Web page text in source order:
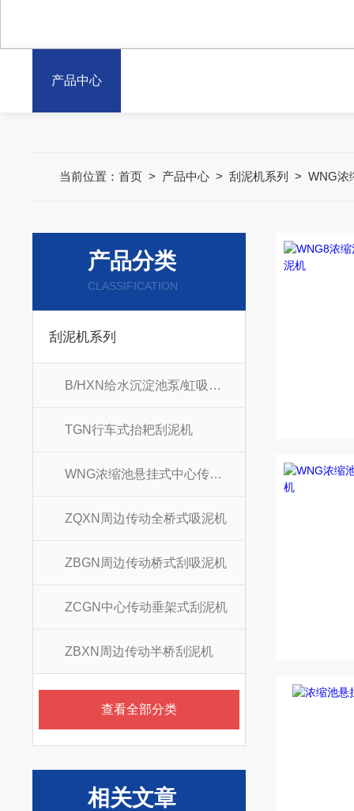
产品中心
当前位置： 首页> 产品中心> 刮泥机系列 > WNG浓
产品分类
CLASSIFICATION
刮泥机系列
B/HXN给水沉淀池泵/虹吸式吸泥机
TGN行车式抬耙刮泥机
WNG浓缩池悬挂式中心传动刮吸泥机
ZQXN周边传动全桥式吸泥机
ZBGN周边传动桥式刮吸泥机
ZCGN中心传动垂架式刮泥机
ZBXN周边传动半桥刮泥机
查看全部分类
相关文章